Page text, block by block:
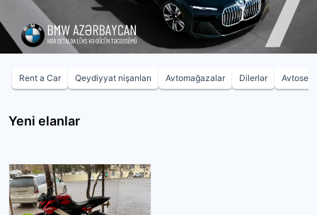
Rent a Car Qeydiyyat nişanları Avtomağazalar Dilerlər
Yeni elanlar